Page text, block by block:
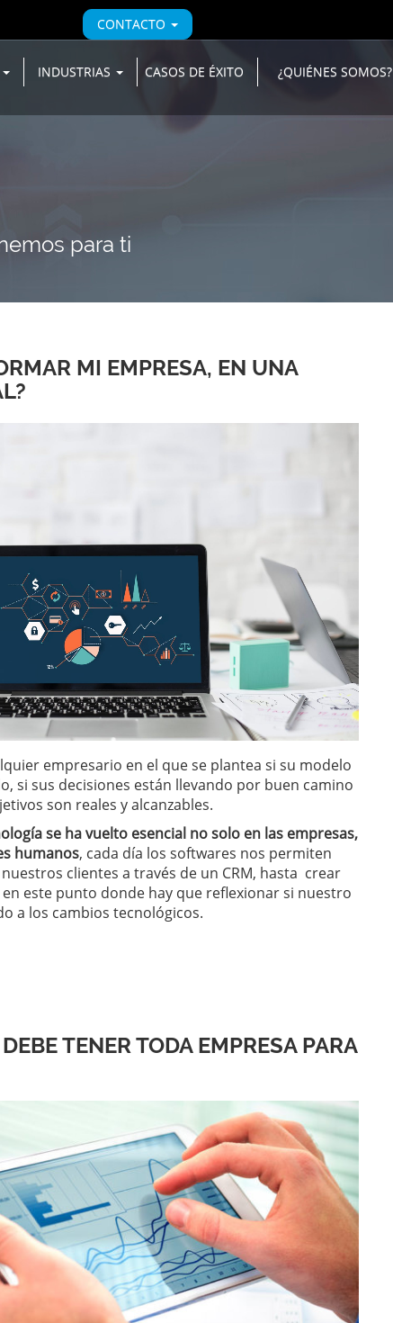
CONTACTO
INDUSTRIAS CASOS DE ÉXITO
¿QUIÉNES SOMOS?
para ti
MI EMPRESA, EN UNA
empresario en el que se plantea si su modelo
si sus decisiones están llevando por buen camino
son reales y alcanzables.
se ha vuelto esencial no solo en las empresas,
humanos, cada día los softwares nos permiten
clientes a través de un CRM, hasta crear
en este punto donde hay que reflexionar si nuestro
a los cambios tecnológicos.
TENER TODA EMPRESA PARA